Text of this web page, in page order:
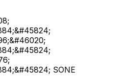
SONE